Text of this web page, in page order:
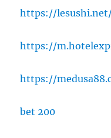
https://
https://
https://
bet 200